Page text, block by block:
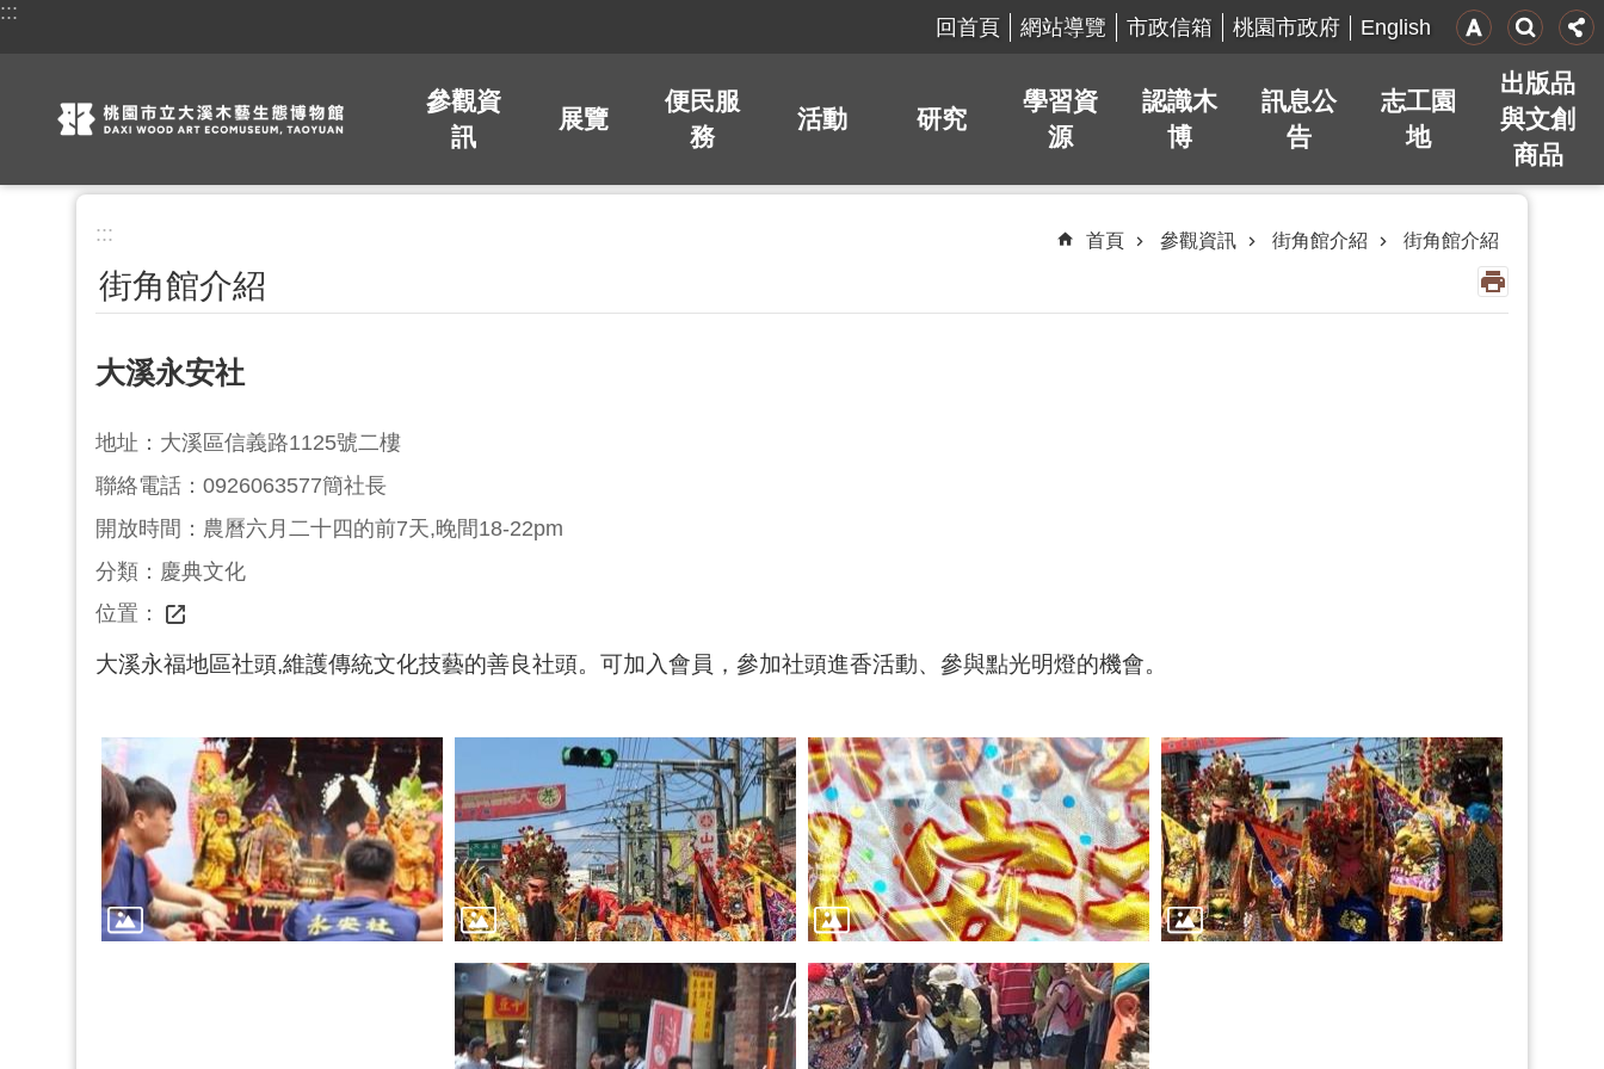
跳到主要內容區塊
:::
回首頁 網站導覽 市政信箱 桃園市政府 English
參觀資
訊
展覽
便民服
務
活動 研究
學習資
源
認識木
博
訊息公
告
志工園
地
出版品
與文創
商品
::: 首頁 參觀資訊 街角館介紹 街角館介紹
街角館介紹
大溪永安社
地址：大溪區信義路1125號二樓
聯絡電話：0926063577簡社長
開放時間：農曆六月二十四的前7天,晚間18-22pm
分類：慶典文化
位置：
大溪永福地區社頭,維護傳統文化技藝的善良社頭。可加入會員，參加社頭進香活動、參與點光明燈的機會。